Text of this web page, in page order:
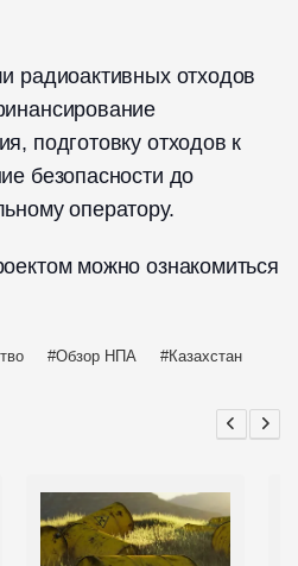
радиоактивных отходов
подготовку отходов к
безопасности до
оператору.
можно ознакомиться
Обзор НПА Казахстан